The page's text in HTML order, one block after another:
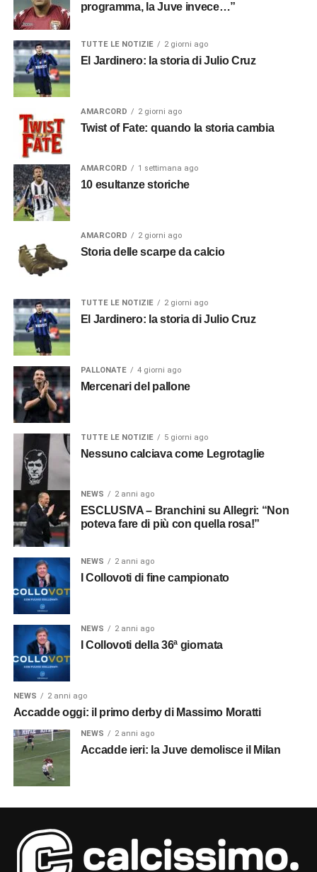
programma, la Juve invece…”
TUTTE LE NOTIZIE 2 giorni ago
El Jardinero: la storia di Julio Cruz
AMARCORD 2 giorni ago
Twist of Fate: quando la storia cambia
AMARCORD 1 settimana ago
10 esultanze storiche
AMARCORD 2 giorni ago
Storia delle scarpe da calcio
TUTTE LE NOTIZIE 2 giorni ago
El Jardinero: la storia di Julio Cruz
PALLONATE 4 giorni ago
Mercenari del pallone
TUTTE LE NOTIZIE 5 giorni ago
Nessuno calciava come Legrotaglie
NEWS 2 anni ago
ESCLUSIVA – Branchini su Allegri: “Non
poteva fare di più con quella rosa!”
NEWS 2 anni ago
I Collovoti di fine campionato
NEWS 2 anni ago
I Collovoti della 36ª giornata
NEWS 2 anni ago
Accadde oggi: il primo derby di Massimo Moratti
NEWS 2 anni ago
Accadde ieri: la Juve demolisce il Milan